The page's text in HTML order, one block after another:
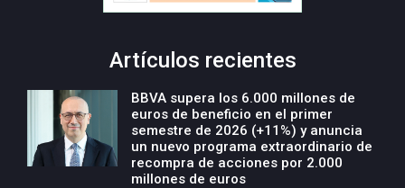
Artículos recientes
BBVA supera los 6.000 millones de
euros de beneficio en el primer
semestre de 2026 (+11%) y anuncia
un nuevo programa extraordinario de
recompra de acciones por 2.000
millones de euros